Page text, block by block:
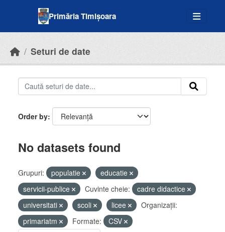
Primăria Timișoara
Seturi de date
Order by
No datasets found
Grupuri: populatie
educatie
servicii-publice
Cuvinte cheie:
cadre didactice
universitati
scoli licee
Organizații:
primariatm
Formate:
CSV